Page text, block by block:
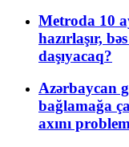
Metroda 10
hazırlaşır,
daşıyacaq?
Azərbaycan
bağlamağa
axını